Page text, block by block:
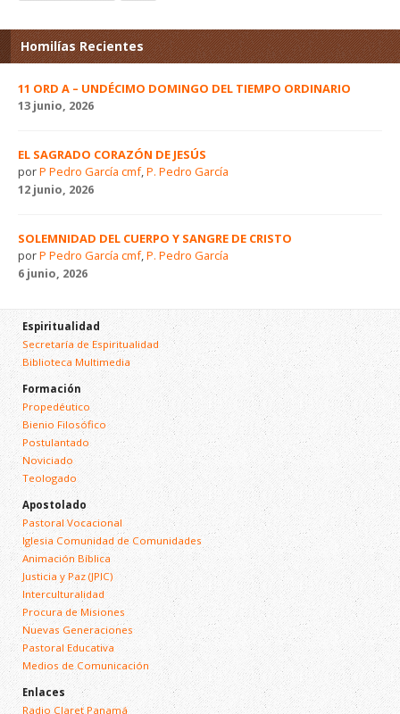
Homilías Recientes
11 ORD A – UNDÉCIMO DOMINGO DEL TIEMPO ORDINARIO
13 junio, 2026
EL SAGRADO CORAZÓN DE JESÚS
porP Pedro García cmf,P. Pedro García
12 junio, 2026
SOLEMNIDAD DEL CUERPO Y SANGRE DE CRISTO
porP Pedro García cmf,P. Pedro García
6 junio, 2026
Espiritualidad
Secretaría de Espiritualidad
Biblioteca Multimedia
Formación
Propedéutico
Bienio Filosófico
Postulantado
Noviciado
Teologado
Apostolado
Pastoral Vocacional
Iglesia Comunidad de Comunidades
Animación Bíblica
Justicia y Paz (JPIC)
Interculturalidad
Procura de Misiones
Nuevas Generaciones
Pastoral Educativa
Medios de Comunicación
Enlaces
Radio Claret Panamá